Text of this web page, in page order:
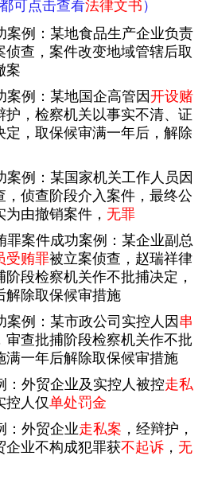
可点击查看法律文书 ）
案例：某地食品生产企业负责
侦查，案件改变地域管辖后取
案
案例：某地国企高管因开设赌
护，检察机关以事实不清、证
定，取保候审满一年后，解除
案例：某国家机关工作人员因
，侦查阶段介入案件，最终公
由撤销案件， 无罪
罪案件成功案例：某企业副总
受贿罪被立案侦查，赵瑞祥律
段检察机关作不批捕决定，
解除取保候审措施
案例：某市政公司实控人因 串
审查批捕阶段检察机关作不批
满一年后解除取保候审措施
：外贸企业及实控人被控走私
控人仅单处罚金
：外贸企业走私案 ，经辩护，
企业不构成犯罪获不起诉 ， 无